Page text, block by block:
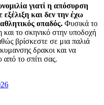
γιατί η απόσυρση
και δεν την έχω
οπαδός. Φυσικά το
και το σκηνικό στην υποδοχή
βρίσκεστε σε μια παλιά
δρακοι και να
από το σπίτι σας.